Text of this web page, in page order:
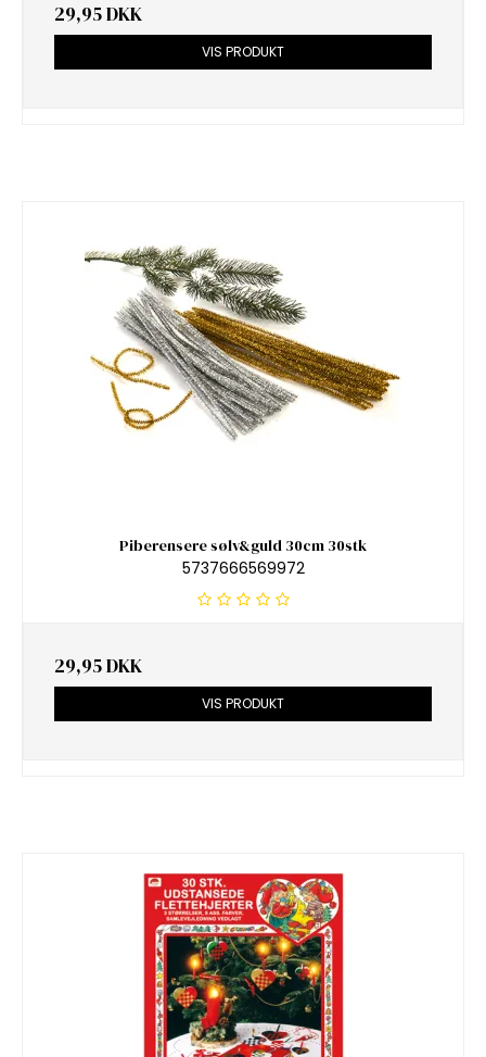
29,95 DKK
VIS PRODUKT
Piberensere sølv&guld 30cm 30stk
5737666569972
29,95 DKK
VIS PRODUKT